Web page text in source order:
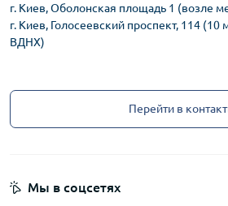
г. Киев, Оболонская площадь 1 (возле
г. Киев, Голосеевский проспект, 114
ВДНХ)
Перейти в
Мы в соцсетях